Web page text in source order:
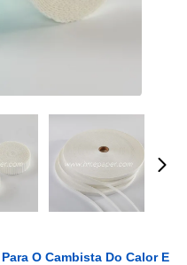
O Cambista Do Calor E